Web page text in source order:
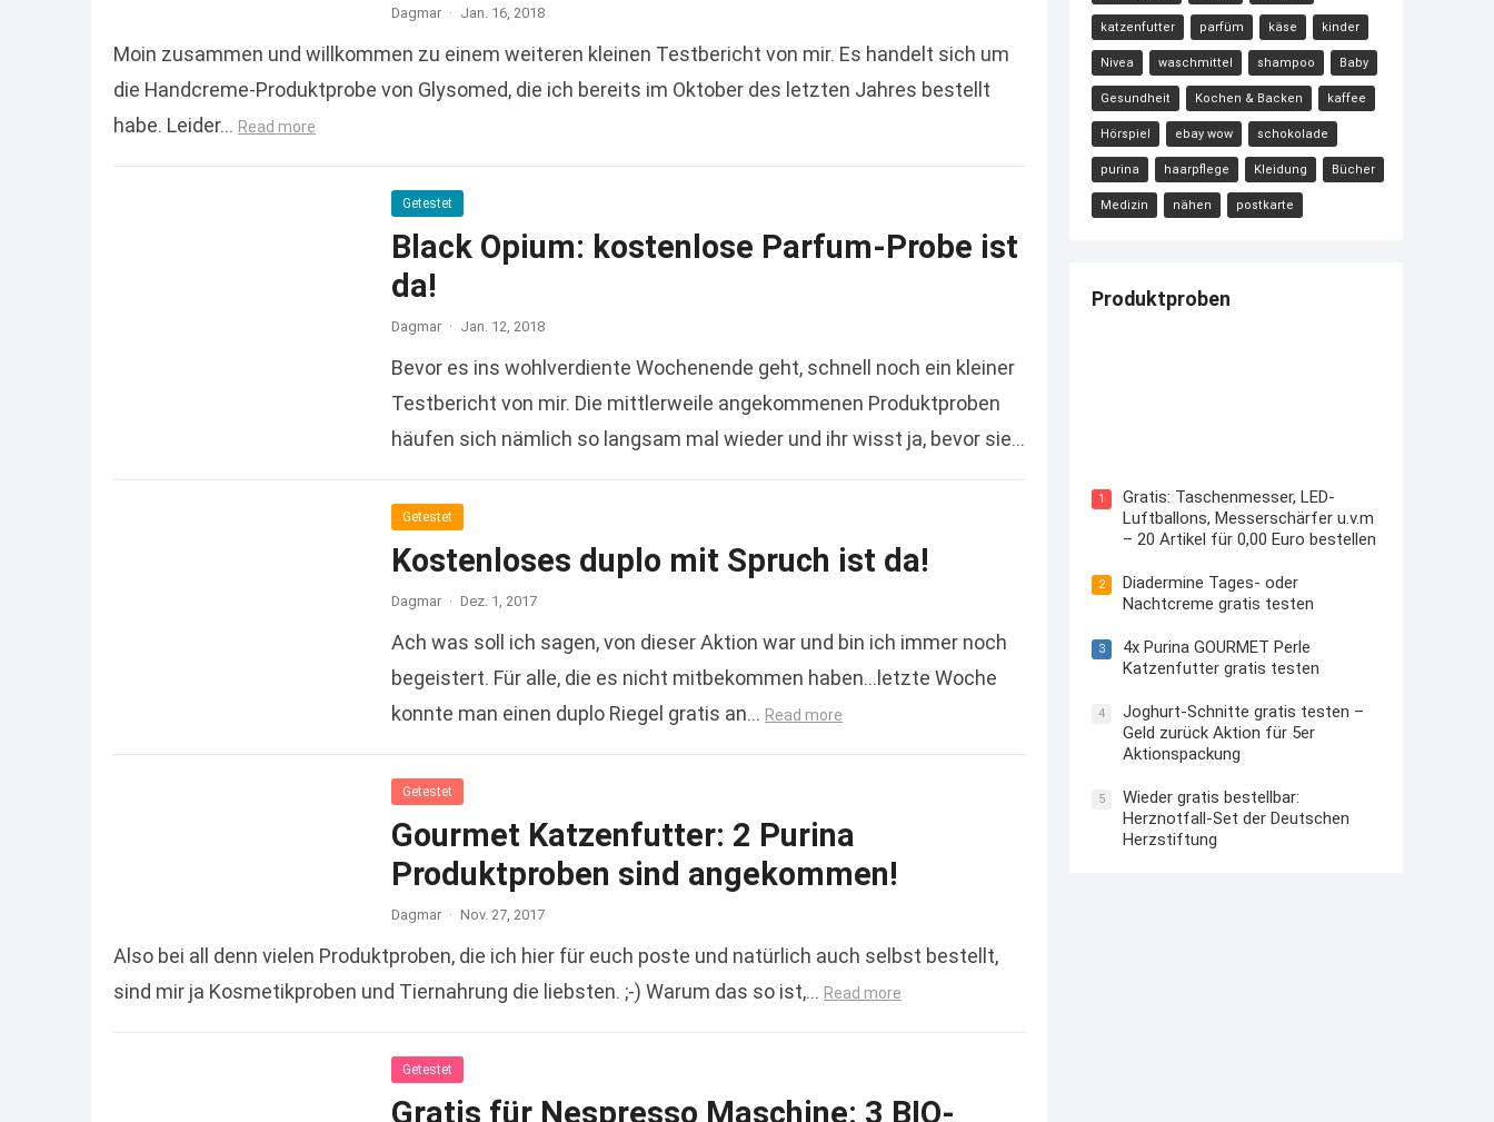
Dagmar · Jan. 16, 2018
Moin zusammen und willkommen zu einem weiteren kleinen Testbericht von mir. Es handelt sich um
die Handcreme-Produktprobe von Glysomed, die ich bereits im Oktober des letzten Jahres bestellt
habe. Leider… Read more
Getestet
Black Opium: kostenlose Parfum-Probe ist
da!
Dagmar · Jan. 12, 2018
Bevor es ins wohlverdiente Wochenende geht, schnell noch ein kleiner
Testbericht von mir. Die mittlerweile angekommenen Produktproben
häufen sich nämlich so langsam mal wieder und ihr wisst ja, bevor sie…
Getestet
Kostenloses duplo mit Spruch ist da!
Dagmar · Dez. 1, 2017
Ach was soll ich sagen, von dieser Aktion war und bin ich immer noch
begeistert. Für alle, die es nicht mitbekommen haben…letzte Woche
konnte man einen duplo Riegel gratis an… Read more
Getestet
Gourmet Katzenfutter: 2 Purina
Produktproben sind angekommen!
Dagmar · Nov. 27, 2017
Also bei all denn vielen Produktproben, die ich hier für euch poste und natürlich auch selbst bestellt,
sind mir ja Kosmetikproben und Tiernahrung die liebsten. ;-) Warum das so ist,… Read more
Getestet
Gratis für Nespresso Maschine: 3 BIO-
katzenfutter parfüm käse kinder
Nivea waschmittel shampoo Baby
Gesundheit Kochen & Backen kaffee
Hörspiel ebay wow schokolade
purina haarpflege Kleidung Bücher
Medizin nähen postkarte
Produktproben
1
Gratis: Taschenmesser, LED-
Luftballons, Messerschärfer u.v.m
– 20 Artikel für 0,00 Euro bestellen
2
Diadermine Tages- oder
Nachtcreme gratis testen
3
4x Purina GOURMET Perle
Katzenfutter gratis testen
4
Joghurt-Schnitte gratis testen –
Geld zurück Aktion für 5er
Aktionspackung
5
Wieder gratis bestellbar:
Herznotfall-Set der Deutschen
Herzstiftung